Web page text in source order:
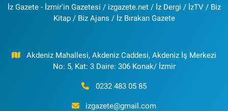
İz Gazete - İzmir'in Gazetesi / izgazete.net / İz Dergi / İzTV / Biz
Kitap / Biz Ajans / İz Bırakan Gazete
Akdeniz Mahallesi, Akdeniz Caddesi, Akdeniz İş Merkezi
No: 5, Kat: 3 Daire: 306 Konak/ İzmir
0232 483 05 85
izgazete@gmail.com